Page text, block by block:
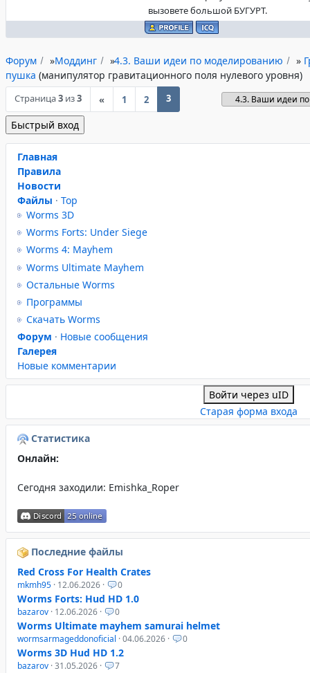
вызовете большой БУГУРТ.
Форум »Моддинг »4.3. Ваши идеи по моделированию »
пушка (манипулятор гравитационного поля нулевого уровня)
Страница3 из3 « 1 2 3
Главная
Правила
Новости
Файлы · Top
Worms 3D
Worms Forts: Under Siege
Worms 4: Mayhem
Worms Ultimate Mayhem
Остальные Worms
Программы
Скачать Worms
Форум · Новые сообщения
Галерея
Новые комментарии
Войти через uID
Старая форма входа
Статистика
Онлайн:
Сегодня заходили: Emishka_Roper
Последние файлы
Red Cross For Health Crates
mkmh95 · 12.06.2026 · 0
Worms Forts: Hud HD 1.0
bazarov · 12.06.2026 · 0
Worms Ultimate mayhem samurai helmet
wormsarmageddonoficial · 04.06.2026 · 0
Worms 3D Hud HD 1.2
bazarov · 31.05.2026 · 7